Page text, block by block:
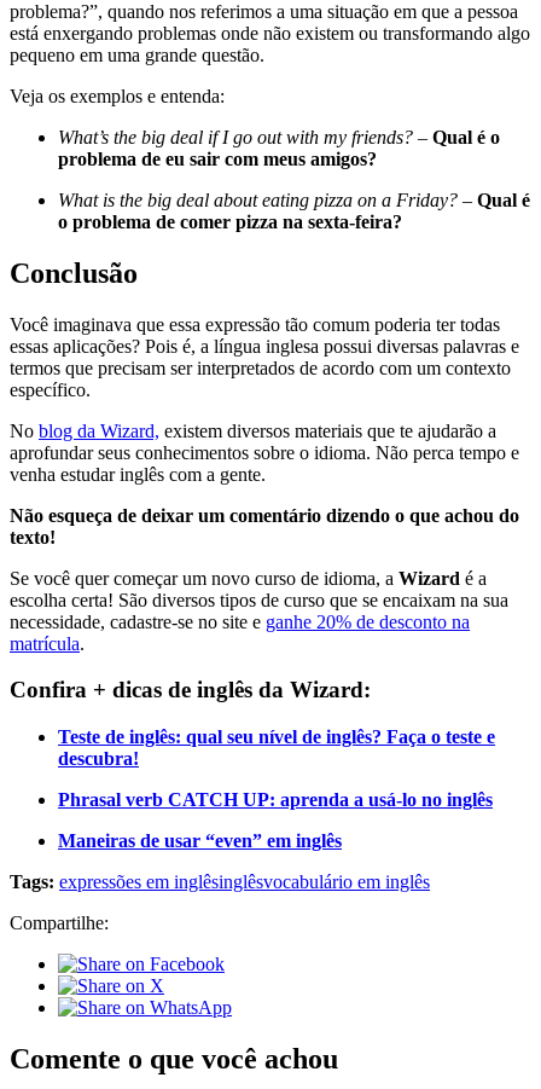
problema?”, quando nos referimos a uma situação em que a pessoa
está enxergando problemas onde não existem ou transformando algo
pequeno em uma grande questão.
Veja os exemplos e entenda:
What’s the big deal if I go out with my friends? – Qual é o
problema de eu sair com meus amigos?
What is the big deal about eating pizza on a Friday? – Qual é
o problema de comer pizza na sexta-feira?
Conclusão
Você imaginava que essa expressão tão comum poderia ter todas
essas aplicações? Pois é, a língua inglesa possui diversas palavras e
termos que precisam ser interpretados de acordo com um contexto
específico.
No blog da Wizard, existem diversos materiais que te ajudarão a
aprofundar seus conhecimentos sobre o idioma. Não perca tempo e
venha estudar inglês com a gente.
Não esqueça de deixar um comentário dizendo o que achou do
texto!
Se você quer começar um novo curso de idioma, a Wizard é a
escolha certa! São diversos tipos de curso que se encaixam na sua
necessidade, cadastre-se no site e ganhe 20% de desconto na
matrícula.
Confira + dicas de inglês da Wizard:
Teste de inglês: qual seu nível de inglês? Faça o teste e
descubra!
Phrasal verb CATCH UP: aprenda a usá-lo no inglês
Maneiras de usar “even” em inglês
Tags: expressões em inglêsinglêsvocabulário em inglês
Compartilhe:
Comente o que você achou